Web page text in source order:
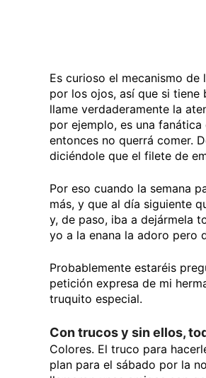
Es curioso el mecanismo
por los ojos, así que si tiene
llame verdaderamente la
por ejemplo, es una
entonces no querrá comer.
diciéndole que el filete de
Por eso cuando la semana
más, y que al día siguiente
y, de paso, iba a dejármela
yo a la enana la adoro pero
Probablemente estaréis
petición expresa de mi
truquito especial.
Con trucos y sin ellos,
Colores. El truco para
plan para el sábado por la